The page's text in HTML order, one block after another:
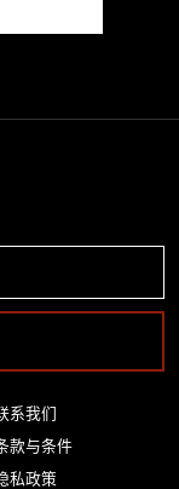
系我们
款与条件
私政策